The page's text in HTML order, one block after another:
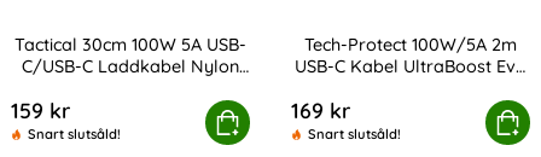
Tactical 30cm 100W 5A USB-
C/USB-C Laddkabel Nylon
159 kr
Snart slutsåld!
Köp
30cm 100W 5A USB-C/USB-C Laddkabel Nylon Grå
Tech-Protect 100W/5A 2m
USB-C Kabel UltraBoost Evo
169 kr
Snart slutsåld!
Köp
Tech-Protect 100W/5A 2m USB-C